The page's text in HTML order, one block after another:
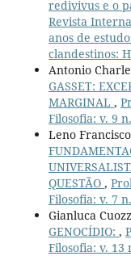
redivivus e o
Revista
anos de
clandestinos:
Antonio
GASSET:
MARGINAL ,
Filosofia: v. 9
Leno
QUESTÃO ,
Filosofia: v. 7
Gianluca
GENOCÍDIO: ,
Filosofia: v. 13